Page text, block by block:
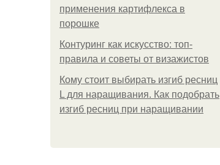
применения картифлекса в
порошке
Контуринг как искусство: топ-
правила и советы от визажистов
Кому стоит выбирать изгиб ресниц
L для наращивания. Как подобрать
изгиб ресниц при наращивании